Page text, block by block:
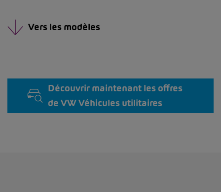
Vers les modèles
Découvrir maintenant les offres
de VW Véhicules utilitaires